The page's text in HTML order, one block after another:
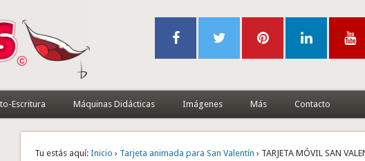
Escritura Máquinas Didácticas Imágenes Más Contacto
Tu estás aquí: Inicio › Tarjeta animada para San Valentín › TARJETA MÓVIL SAN